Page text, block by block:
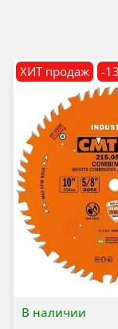
В наличии
ХИТ продаж -